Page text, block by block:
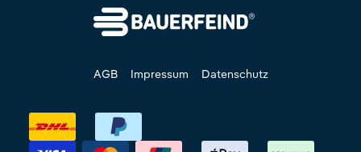
AGB Impressum Datenschutz